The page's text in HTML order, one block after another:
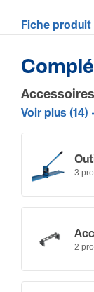
Fiche produit
Voir plus (14)
3
2